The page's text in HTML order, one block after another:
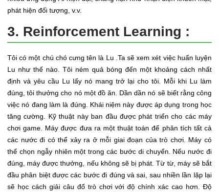
phát hiện đối tượng, v.v.
3. Reinforcement Learning :
Tôi có một chú chó cưng tên là Lu .Ta sẽ xem xét việc huấn luyện
Lu như thế nào. Tôi ném quả bóng đến một khoảng cách nhất
định và yêu cầu Lu lấy nó mang trở lại cho tôi. Mỗi khi Lu làm
đúng, tôi thưởng cho nó một đồ ăn. Dần dần nó sẽ biết rằng công
việc nó đang làm là đúng. Khái niệm này được áp dụng trong học
tăng cường. Kỹ thuật này ban đầu được phát triển cho các máy
chơi game. Máy được đưa ra một thuật toán để phân tích tất cả
các nước đi có thể xảy ra ở mỗi giai đoạn của trò chơi. Máy có
thể chọn ngẫy nhiên một trong các bước di chuyển. Nếu nước đi
đúng, máy được thưởng, nếu không sẽ bị phát. Từ từ, máy sẽ bắt
đầu phân biệt được các bước đi đúng và sai, sau nhiền lần lặp lại
sẽ học cách giải câu đố trò chơi với độ chính xác cao hơn. Độ